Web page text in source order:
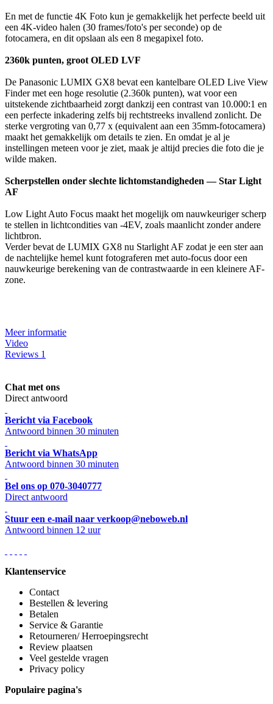
En met de functie 4K Foto kun je gemakkelijk het perfecte beeld uit
een 4K-video halen (30 frames/foto's per seconde) op de
fotocamera, en dit opslaan als een 8 megapixel foto.
2360k punten, groot OLED LVF
De Panasonic LUMIX GX8 bevat een kantelbare OLED Live View
Finder met een hoge resolutie (2.360k punten), wat voor een
uitstekende zichtbaarheid zorgt dankzij een contrast van 10.000:1 en
een perfecte inkadering zelfs bij rechtstreeks invallend zonlicht. De
sterke vergroting van 0,77 x (equivalent aan een 35mm-fotocamera)
maakt het gemakkelijk om details te zien. En omdat je al je
instellingen meteen voor je ziet, maak je altijd precies die foto die je
wilde maken.
Scherpstellen onder slechte lichtomstandigheden — Star Light
AF
Low Light Auto Focus maakt het mogelijk om nauwkeuriger scherp
te stellen in lichtcondities van -4EV, zoals maanlicht zonder andere
lichtbron.
Verder bevat de LUMIX GX8 nu Starlight AF zodat je een ster aan
de nachtelijke hemel kunt fotograferen met auto-focus door een
nauwkeurige berekening van de contrastwaarde in een kleinere AF-
zone.
Meer informatie
Video
Reviews 1
Chat met ons
Direct antwoord
Bericht via Facebook
Antwoord binnen 30 minuten
Bericht via WhatsApp
Antwoord binnen 30 minuten
Bel ons op 070-3040777
Direct antwoord
Stuur een e-mail naar verkoop@neboweb.nl
Antwoord binnen 12 uur
Klantenservice
Contact
Bestellen & levering
Betalen
Service & Garantie
Retourneren/ Herroepingsrecht
Review plaatsen
Veel gestelde vragen
Privacy policy
Populaire pagina's